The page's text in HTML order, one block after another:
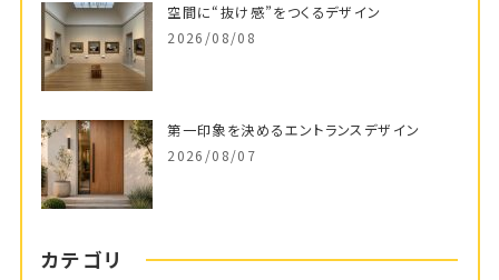
空間に“抜け感”をつくるデザイン
2026/08/08
第一印象を決めるエントランスデザイン
2026/08/07
カテゴリ